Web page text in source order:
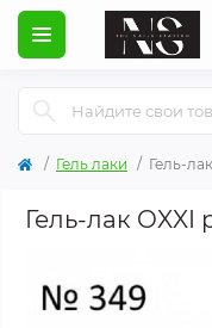
Гель лаки Гель-
Гель-лак